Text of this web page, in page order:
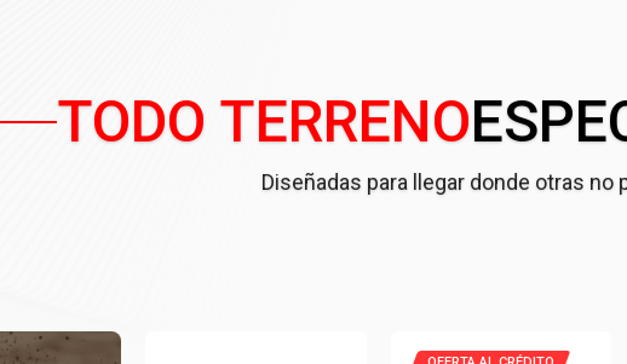
TODO TERRENO
Diseñadas para llegar donde otras no